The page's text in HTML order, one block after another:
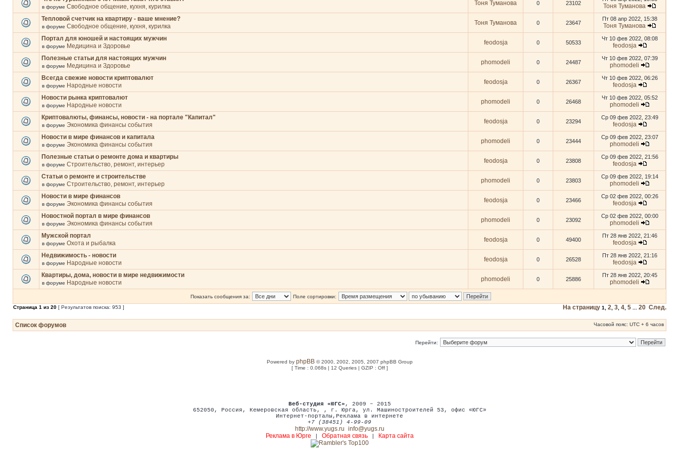
в форуме Свободное общение, кухня, курилка Тоня Туманова 0 23102
Тоня Туманова
Тепловой счетчик на квартиру - ваше мнение?
в форуме Свободное общение, кухня, курилка Тоня Туманова 0 23647
Пт 08 апр 2022, 15:38
Тоня Туманова
Портал для юношей и настоящих мужчин
в форуме Медицина и Здоровье feodosja 0 50533
Чт 10 фев 2022, 08:08
feodosja
Полезные статьи для настоящих мужчин
в форуме Медицина и Здоровье phomodeli 0 24487
Чт 10 фев 2022, 07:39
phomodeli
Всегда свежие новости криптовалют
в форуме Народные новости feodosja 0 26367
Чт 10 фев 2022, 06:26
feodosja
Новости рынка криптовалют
в форуме Народные новости phomodeli 0 26468
Чт 10 фев 2022, 05:52
phomodeli
Криптовалюты, финансы, новости - на портале "Капитал"
в форуме Экономика финансы события feodosja 0 23294
Ср 09 фев 2022, 23:49
feodosja
Новости в мире финансов и капитала
в форуме Экономика финансы события phomodeli 0 23444
Ср 09 фев 2022, 23:07
phomodeli
Полезные статьи о ремонте дома и квартиры
в форуме Строительство, ремонт, интерьер feodosja 0 23808
Ср 09 фев 2022, 21:56
feodosja
Статьи о ремонте и строительстве
в форуме Строительство, ремонт, интерьер phomodeli 0 23803
Ср 09 фев 2022, 19:14
phomodeli
Новости в мире финансов
в форуме Экономика финансы события feodosja 0 23466
Ср 02 фев 2022, 00:26
feodosja
Новостной портал в мире финансов
в форуме Экономика финансы события phomodeli 0 23092
Ср 02 фев 2022, 00:00
phomodeli
Мужской портал
в форуме Охота и рыбалка feodosja 0 49400
Пт 28 янв 2022, 21:46
feodosja
Недвижимость - новости
в форуме Народные новости feodosja 0 26528
Пт 28 янв 2022, 21:16
feodosja
Квартиры, дома, новости в мире недвижимости
в форуме Народные новости phomodeli 0 25886
Пт 28 янв 2022, 20:45
phomodeli
Показать сообщения за:
Поле сортировки:
Страница 1 из 20 [ Результатов поиска: 953 ] На страницу 1 2 3 4 5 20 След.
Список форумов Часовой пояс: UTC + 6 часов
Перейти:
Powered by phpBB© 2000, 2002, 2005, 2007 phpBB Group
[ Time : 0.068s | 12 Queries | GZIP : Off ]
Веб-студия «ЮГС» , 2009 – 2015
652050 , Россия , Кемеровская область, , г. Юрга, ул. Машиностроителей 53 , офис «ЮГС»
Интернет-порталы , Реклама в интернете
+7 (38451) 4-99-09
http://www.yugs.ru info@yugs.ru
Реклама в Юрге
Обратная связь| Карта сайта